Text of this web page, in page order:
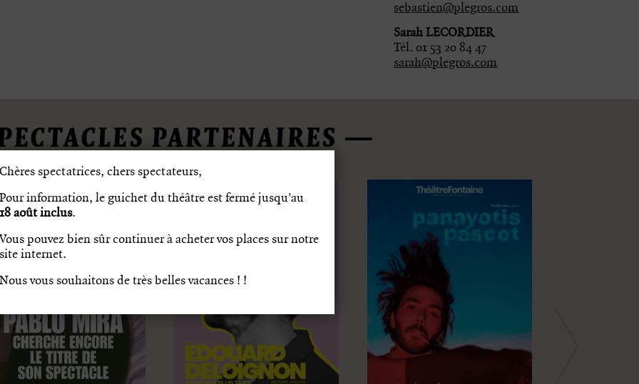
sebastien@plegros.com
Sarah LECORDIER
Tél. 01 53 20 84 47
sarah@plegros.com
PARTENAIRES
Chères spectatrices, chers spectateurs,
Pour information, le guichet du théâtre est fermé jusqu'au
18 août inclus.
Vous pouvez bien sûr continuer à acheter vos places sur notre
site internet.
Nous vous souhaitons de très belles vacances ! !